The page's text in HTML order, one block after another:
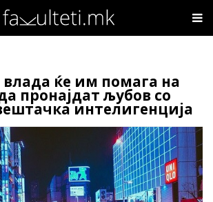
влада ќе им помага на
пронајдат љубов со
интелигенција